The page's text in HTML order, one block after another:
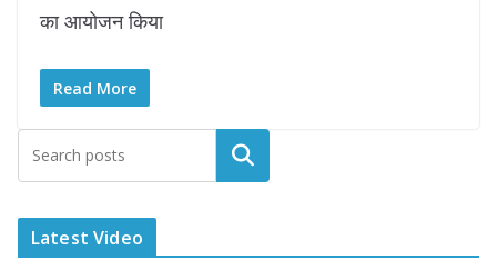
का आयोजन किया
Read More
Latest Video